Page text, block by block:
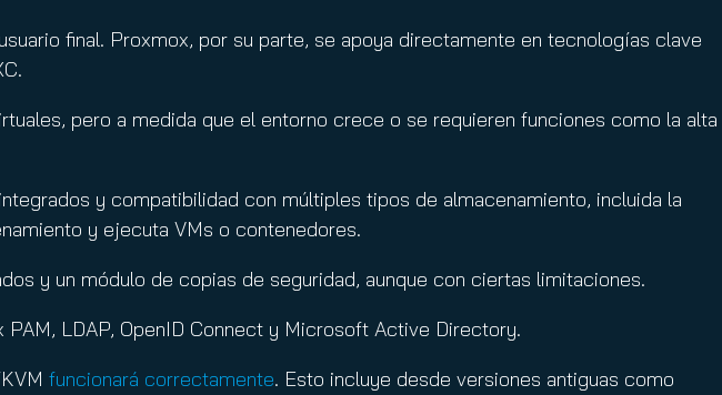
final. Proxmox, por su parte, se apoya directamente en tecnologías clave
pero a medida que el entorno crece o se requieren funciones como la alta
y compatibilidad con múltiples tipos de almacenamiento, incluida la
y ejecuta VMs o contenedores.
y un módulo de copias de seguridad, aunque con ciertas limitaciones.
LDAP, OpenID Connect y Microsoft Active Directory.
funcionará correctamente. Esto incluye desde versiones antiguas como